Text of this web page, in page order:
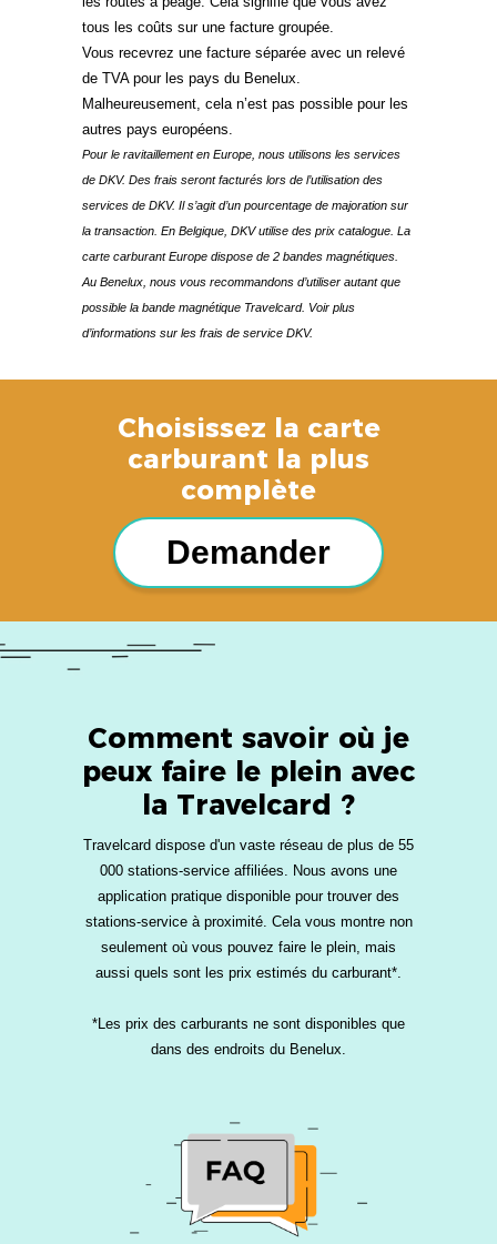
tous les coûts sur une facture groupée.
Vous recevrez une facture séparée avec un relevé
de TVA pour les pays du Benelux.
Malheureusement, cela n’est pas possible pour les
autres pays européens.
Pour le ravitaillement en Europe, nous utilisons les services
de DKV. Des frais seront facturés lors de l’utilisation des
services de DKV. Il s’agit d’un pourcentage de majoration sur
la transaction. En Belgique, DKV utilise des prix catalogue. La
carte carburant Europe dispose de 2 bandes magnétiques.
Au Benelux, nous vous recommandons d’utiliser autant que
possible la bande magnétique Travelcard. Voir plus
d’informations sur les frais de service DKV.
Choisissez la carte
carburant la plus
complète
Demander
Comment savoir où je
peux faire le plein avec
la Travelcard ?
Travelcard dispose d'un vaste réseau de plus de 55
000 stations-service affiliées. Nous avons une
application pratique disponible pour trouver des
stations-service à proximité. Cela vous montre non
seulement où vous pouvez faire le plein, mais
aussi quels sont les prix estimés du carburant*.
*Les prix des carburants ne sont disponibles que
dans des endroits du Benelux.